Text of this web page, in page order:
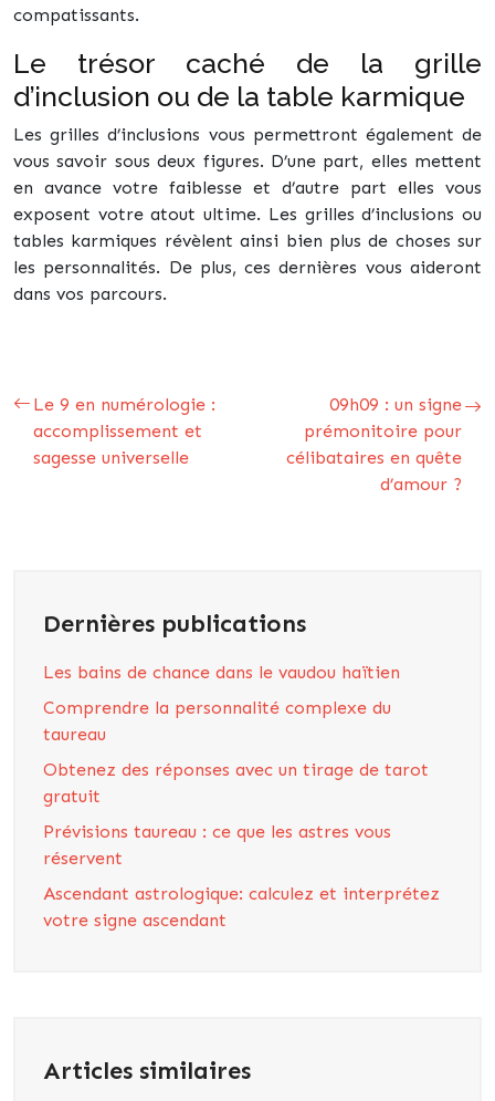
compatissants.
Le trésor caché de la grille
d’inclusion ou de la table karmique
Les grilles d’inclusions vous permettront également de
vous savoir sous deux figures. D’une part, elles mettent
en avance votre faiblesse et d’autre part elles vous
exposent votre atout ultime. Les grilles d’inclusions ou
tables karmiques révèlent ainsi bien plus de choses sur
les personnalités. De plus, ces dernières vous aideront
dans vos parcours.
Le 9 en numérologie :
accomplissement et
sagesse universelle
09h09 : un signe
prémonitoire pour
célibataires en quête
d’amour ?
Dernières publications
Les bains de chance dans le vaudou haïtien
Comprendre la personnalité complexe du
taureau
Obtenez des réponses avec un tirage de tarot
gratuit
Prévisions taureau : ce que les astres vous
réservent
Ascendant astrologique: calculez et interprétez
votre signe ascendant
Articles similaires